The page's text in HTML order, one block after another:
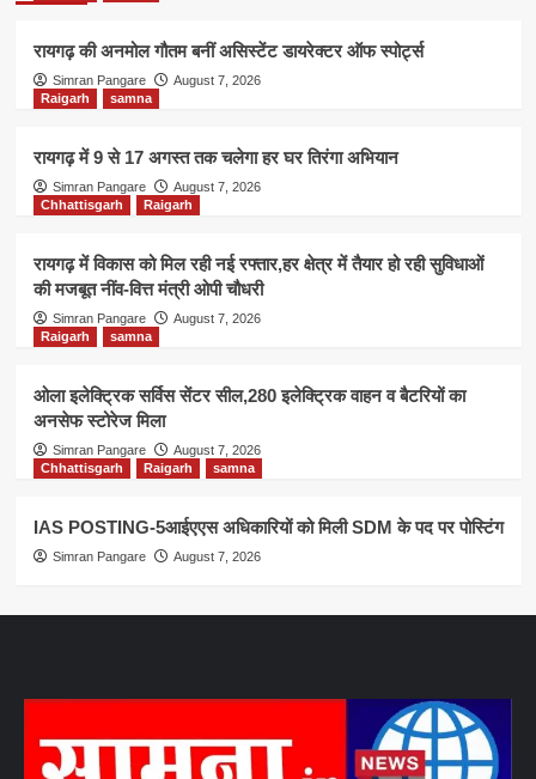
रायगढ़ की अनमोल गौतम बनीं असिस्टेंट डायरेक्टर ऑफ स्पोर्ट्स
Simran Pangare
August 7, 2026
Raigarh
samna
रायगढ़ में 9 से 17 अगस्त तक चलेगा हर घर तिरंगा अभियान
Simran Pangare
August 7, 2026
Chhattisgarh
Raigarh
रायगढ़ में विकास को मिल रही नई रफ्तार,हर क्षेत्र में तैयार हो रही सुविधाओं
की मजबूत नींव-वित्त मंत्री ओपी चौधरी
Simran Pangare
August 7, 2026
Raigarh
samna
ओला इलेक्ट्रिक सर्विस सेंटर सील,280 इलेक्ट्रिक वाहन व बैटरियों का
अनसेफ स्टोरेज मिला
Simran Pangare
August 7, 2026
Chhattisgarh
Raigarh samna
IAS POSTING-5आईएएस अधिकारियों को मिली SDM के पद पर पोस्टिंग
Simran Pangare August 7, 2026